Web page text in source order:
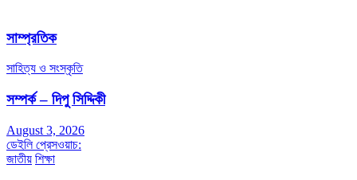
সাম্প্রতিক
সাহিত্য ও সংস্কৃতি
সম্পর্ক – দিপু সিদ্দিকী
August 3, 2026
ডেইলি প্রেসওয়াচ:
জাতীয় শিক্ষা